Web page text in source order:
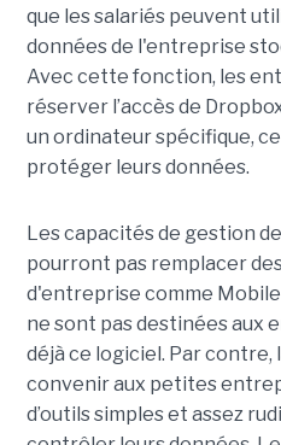
que les salariés peuvent
données de l'entreprise
Avec cette fonction, les
réserver l’accès de
un ordinateur spécifique,
protéger leurs données.
Les capacités de gestion
pourront pas remplacer
d'entreprise comme
ne sont pas destinées aux
déjà ce logiciel. Par
convenir aux petites
d’outils simples et assez